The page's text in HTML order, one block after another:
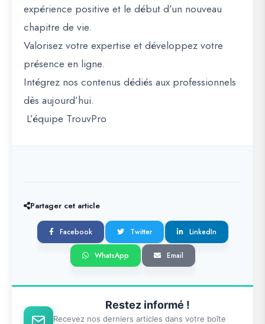
expérience positive et le début d’un nouveau
chapitre de vie.
Valorisez votre expertise et développez votre
présence en ligne.
Intégrez nos contenus dédiés aux professionnels
dès aujourd’hui.
L’équipe TrouvPro
Partager cet article
Facebook Twitter LinkedIn
WhatsApp Email
Restez informé !
Recevez nos derniers articles dans votre boîte